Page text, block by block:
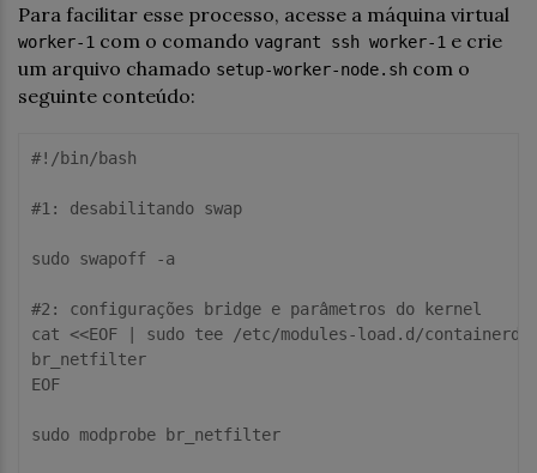
Para facilitar esse processo, acesse a máquina virtual
worker-1 com o comando vagrant ssh worker-1 e crie
um arquivo chamado setup-worker-node.sh com o
seguinte conteúdo:
#!/bin/bash
#1 : desabilitando swap
sudo swapoff -a
#2 : configurações bridge e parâmetros do
cat <<EOF | sudo tee /etc/modules-load.d/containerd.
br_netfilter
EOF
sudo modprobe br_netfilter